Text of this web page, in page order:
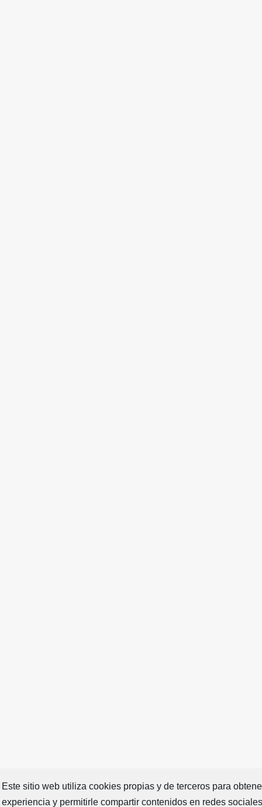
Este sitio web utiliza cookies propias y de terceros para
experiencia y permitirle compartir contenidos en redes